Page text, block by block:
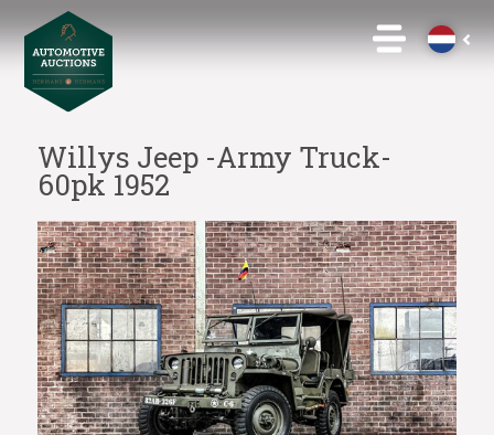
Willys Jeep -Army Truck-
60pk 1952